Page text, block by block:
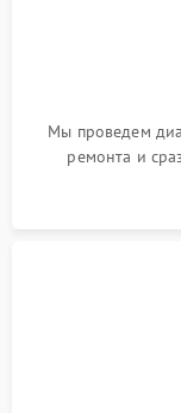
Мы проведем
ремонта и